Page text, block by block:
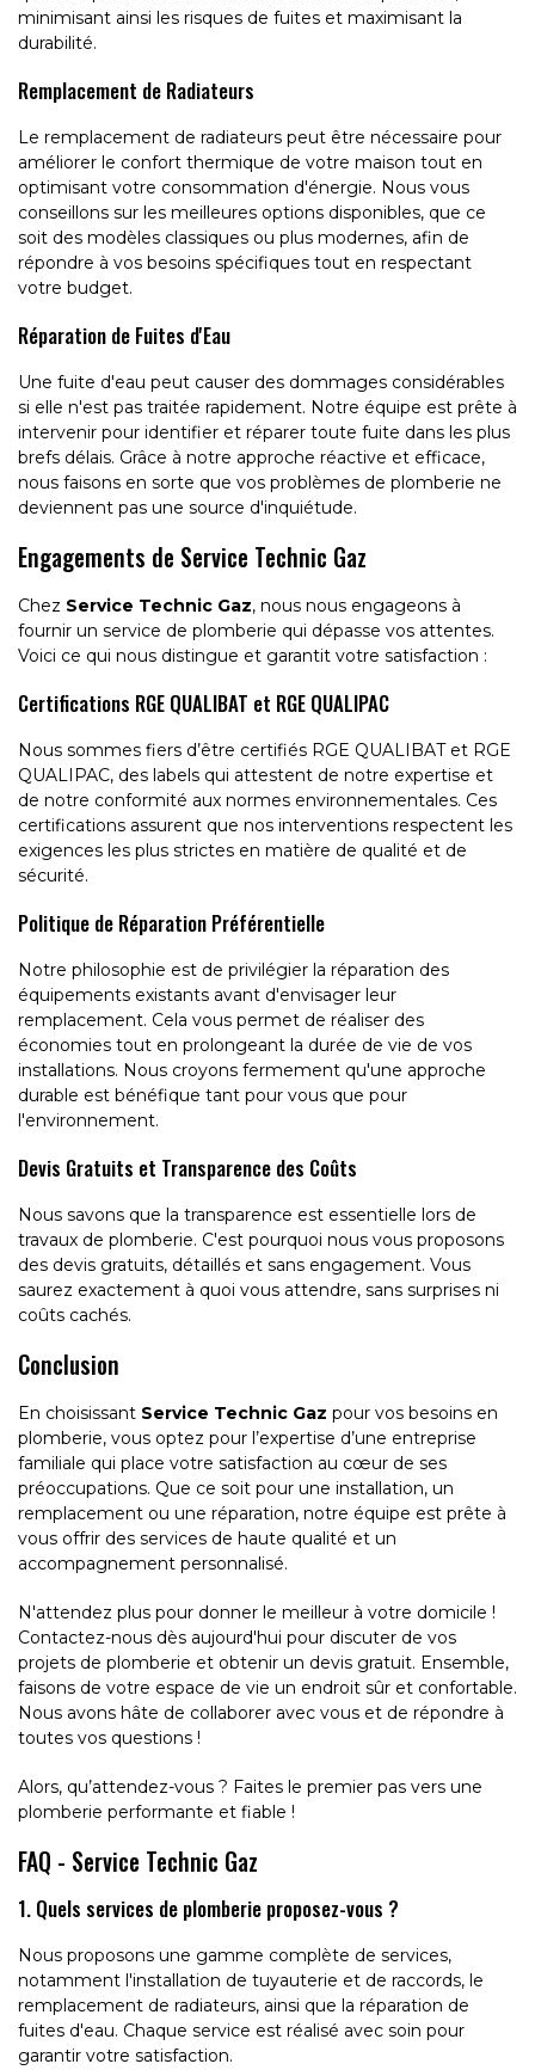
minimisant ainsi les risques de fuites et maximisant la
durabilité.
Remplacement de Radiateurs
Le remplacement de radiateurs peut être nécessaire pour
améliorer le confort thermique de votre maison tout en
optimisant votre consommation d'énergie. Nous vous
conseillons sur les meilleures options disponibles, que ce
soit des modèles classiques ou plus modernes, afin de
répondre à vos besoins spécifiques tout en respectant
votre budget.
Réparation de Fuites d'Eau
Une fuite d'eau peut causer des dommages considérables
si elle n'est pas traitée rapidement. Notre équipe est prête à
intervenir pour identifier et réparer toute fuite dans les plus
brefs délais. Grâce à notre approche réactive et efficace,
nous faisons en sorte que vos problèmes de plomberie ne
deviennent pas une source d'inquiétude.
Engagements de Service Technic Gaz
Chez Service Technic Gaz, nous nous engageons à
fournir un service de plomberie qui dépasse vos attentes.
Voici ce qui nous distingue et garantit votre satisfaction :
Certifications RGE QUALIBAT et RGE QUALIPAC
Nous sommes fiers d’être certifiés RGE QUALIBAT et RGE
QUALIPAC, des labels qui attestent de notre expertise et
de notre conformité aux normes environnementales. Ces
certifications assurent que nos interventions respectent les
exigences les plus strictes en matière de qualité et de
sécurité.
Politique de Réparation Préférentielle
Notre philosophie est de privilégier la réparation des
équipements existants avant d'envisager leur
remplacement. Cela vous permet de réaliser des
économies tout en prolongeant la durée de vie de vos
installations. Nous croyons fermement qu'une approche
durable est bénéfique tant pour vous que pour
l'environnement.
Devis Gratuits et Transparence des Coûts
Nous savons que la transparence est essentielle lors de
travaux de plomberie. C'est pourquoi nous vous proposons
des devis gratuits, détaillés et sans engagement. Vous
saurez exactement à quoi vous attendre, sans surprises ni
coûts cachés.
Conclusion
En choisissant Service Technic Gaz pour vos besoins en
plomberie, vous optez pour l’expertise d’une entreprise
familiale qui place votre satisfaction au cœur de ses
préoccupations. Que ce soit pour une installation, un
remplacement ou une réparation, notre équipe est prête à
vous offrir des services de haute qualité et un
accompagnement personnalisé.
N'attendez plus pour donner le meilleur à votre domicile !
Contactez-nous dès aujourd'hui pour discuter de vos
projets de plomberie et obtenir un devis gratuit. Ensemble,
faisons de votre espace de vie un endroit sûr et confortable.
Nous avons hâte de collaborer avec vous et de répondre à
toutes vos questions !
Alors, qu’attendez-vous ? Faites le premier pas vers une
plomberie performante et fiable !
FAQ - Service Technic Gaz
1. Quels services de plomberie proposez-vous ?
Nous proposons une gamme complète de services,
notamment l'installation de tuyauterie et de raccords, le
remplacement de radiateurs, ainsi que la réparation de
fuites d'eau. Chaque service est réalisé avec soin pour
garantir votre satisfaction.